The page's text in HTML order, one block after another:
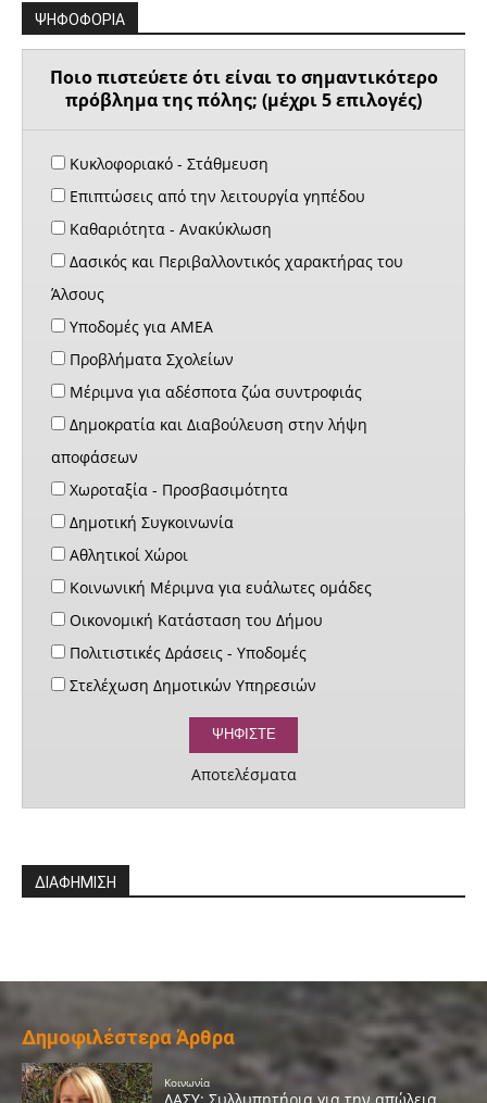
ΨΗΦΟΦΟΡΙΑ
Ποιο πιστεύετε ότι είναι το σημαντικότερο
πρόβλημα της πόλης; (μέχρι 5 επιλογές)
Κυκλοφοριακό - Στάθμευση
Επιπτώσεις από την λειτουργία γηπέδου
Καθαριότητα - Ανακύκλωση
Δασικός και Περιβαλλοντικός χαρακτήρας του
Άλσους
Υποδομές για ΑΜΕΑ
Προβλήματα Σχολείων
Μέριμνα για αδέσποτα ζώα συντροφιάς
Δημοκρατία και Διαβούλευση στην λήψη
αποφάσεων
Χωροταξία - Προσβασιμότητα
Δημοτική Συγκοινωνία
Αθλητικοί Χώροι
Κοινωνική Μέριμνα για ευάλωτες ομάδες
Οικονομική Κατάσταση του Δήμου
Πολιτιστικές Δράσεις - Υποδομές
Στελέχωση Δημοτικών Υπηρεσιών
Αποτελέσματα
ΔΙΑΦΗΜΙΣΗ
Δημοφιλέστερα Άρθρα